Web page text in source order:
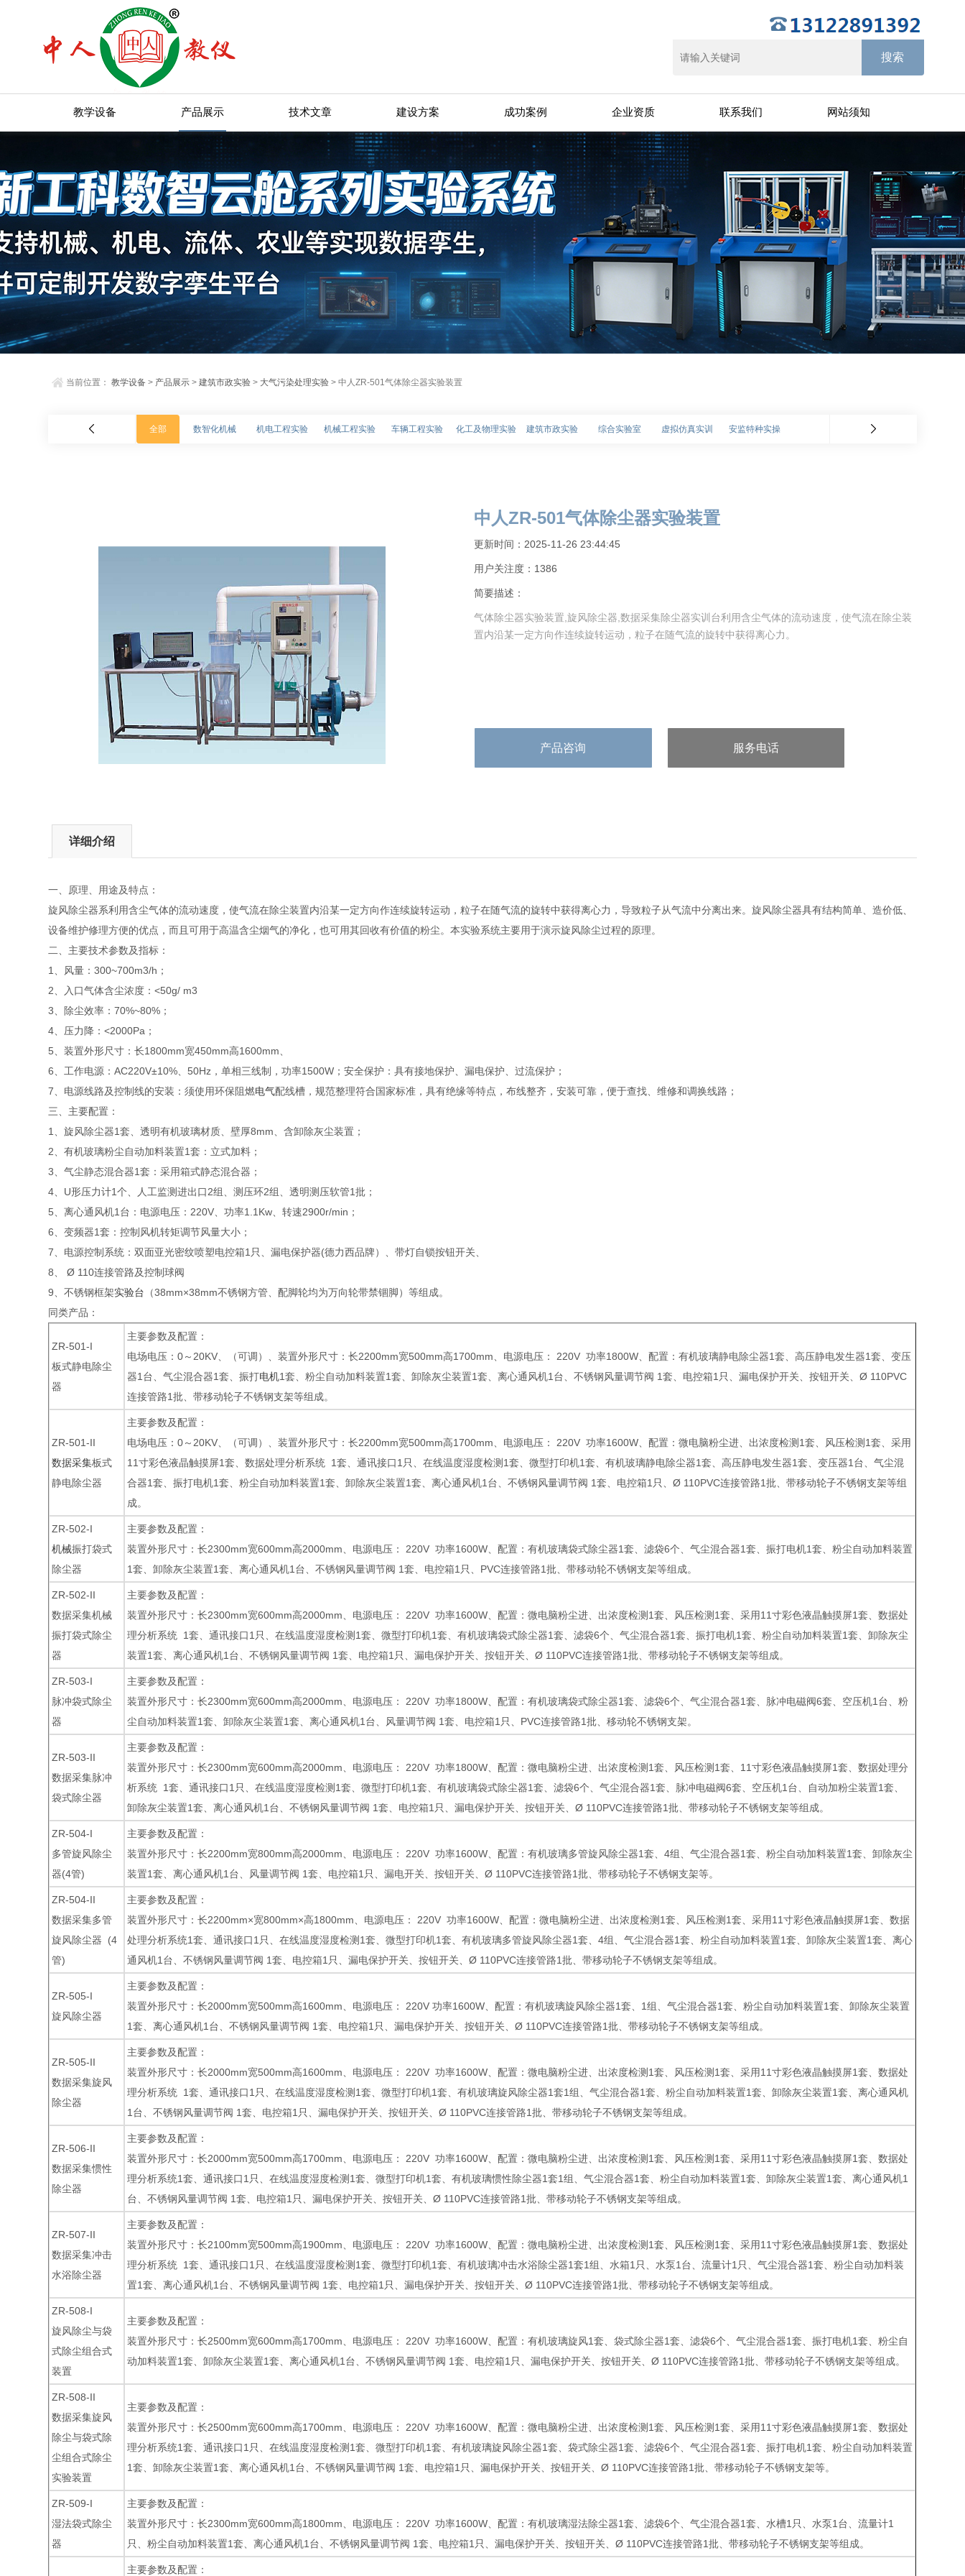
教学设备 产品展示 技术文章 建设方案 成功案例 企业资质 联系我们 网站须知
当前位置：教学设备 > 产品展示 >建筑市政实验 > 大气污染处理实验 > 中人ZR-501气体除尘器实验装置
全部 数智化机械 机电工程实验 机械工程实验 车辆工程实验 化工及物理实验 建筑市政实验 综合实验室 虚拟仿真实训 安监特种实操
中人ZR-501气体除尘器实验装置
更新时间：2025-11-26 23:44:45
用户关注度： 1386
简要描述：
气体除尘器实验装置,旋风除尘器,数据采集除尘器实训台利用含尘气体的流动速度，使气流在除尘装
置内沿某一定方向作连续旋转运动，粒子在随气流的旋转中获得离心力。
产品咨询 服务电话
详细介绍
一、原理、用途及特点：
旋风除尘器系利用含尘气体的流动速度，使气流在除尘装置内沿某一定方向作连续旋转运动，粒子在随气流的旋转中获得离心力，导致粒子从气流中分离出来。旋风除尘器具有结构简单、造价低、
设备维护修理方便的优点，而且可用于高温含尘烟气的净化，也可用其回收有价值的粉尘。本实验系统主要用于演示旋风除尘过程的原理。
二、主要技术参数及指标：
1、风量：300~700m3/h；
2、入口气体含尘浓度：<50g/ m3
3、除尘效率：70%~80%；
4、压力降：<2000Pa；
5、装置外形尺寸：长1800mm宽450mm高1600mm、
6、工作电源：AC220V±10%、50Hz，单相三线制，功率1500W；安全保护：具有接地保护、漏电保护、过流保护；
7、电源线路及控制线的安装：须使用环保阻燃电气配线槽，规范整理符合国家标准，具有绝缘等特点，布线整齐，安装可靠，便于查找、维修和调换线路；
三、主要配置：
1、旋风除尘器1套、透明有机玻璃材质、壁厚8mm、含卸除灰尘装置；
2、有机玻璃粉尘自动加料装置1套：立式加料；
3、气尘静态混合器1套：采用箱式静态混合器；
4、U形压力计1个、人工监测进出口2组、测压环2组、透明测压软管1批；
5、离心通风机1台：电源电压：220V、功率1.1Kw、转速2900r/min；
6、变频器1套：控制风机转矩调节风量大小；
7、电源控制系统：双面亚光密纹喷塑电控箱1只、漏电保护器(德力西品牌）、带灯自锁按钮开关、
8、 Ø 110连接管路及控制球阀
9、不锈钢框架实验台 （38mm×38mm不锈钢方管、配脚轮均为万向轮带禁锢脚）等组成。
同类产品：
ZR-501-I
板式静电除尘
器
主要参数及配置：
电场电压：0～20KV、（可调）、装置外形尺寸：长2200mm宽500mm高1700mm、电源电压： 220V 功率1800W、配置：有机玻璃静电除尘器1套、高压静电发生器1套、变压
器1台、气尘混合器1套、振打电机1套、粉尘自动加料装置1套、卸除灰尘装置1套、离心通风机1台、不锈钢风量调节阀 1套、电控箱1只、漏电保护开关、按钮开关、Ø 110PVC
连接管路1批、带移动轮子不锈钢支架等组成。
ZR-501-II
数据采集板式
静电除尘器
主要参数及配置：
电场电压：0～20KV、（可调）、装置外形尺寸：长2200mm宽500mm高1700mm、电源电压： 220V 功率1600W、配置：微电脑粉尘进、出浓度检测1套、风压检测1套、采用
11寸彩色液晶触摸屏1套、数据处理分析系统 1套、通讯接口1只、在线温度湿度检测1套、微型打印机1套、有机玻璃静电除尘器1套、高压静电发生器1套、变压器1台、气尘混
合器1套、振打电机1套、粉尘自动加料装置1套、卸除灰尘装置1套、离心通风机1台、不锈钢风量调节阀 1套、电控箱1只、Ø 110PVC连接管路1批、带移动轮子不锈钢支架等组
成。
ZR-502-I
机械振打袋式
除尘器
主要参数及配置：
装置外形尺寸：长2300mm宽600mm高2000mm、电源电压： 220V 功率1600W、配置：有机玻璃袋式除尘器1套、滤袋6个、气尘混合器1套、振打电机1套、粉尘自动加料装置
1套、卸除灰尘装置1套、离心通风机1台、不锈钢风量调节阀 1套、电控箱1只、PVC连接管路1批、带移动轮不锈钢支架等组成。
ZR-502-II
数据采集机械
振打袋式除尘
器
主要参数及配置：
装置外形尺寸：长2300mm宽600mm高2000mm、电源电压： 220V 功率1600W、配置：微电脑粉尘进、出浓度检测1套、风压检测1套、采用11寸彩色液晶触摸屏1套、数据处
理分析系统 1套、通讯接口1只、在线温度湿度检测1套、微型打印机1套、有机玻璃袋式除尘器1套、滤袋6个、气尘混合器1套、振打电机1套、粉尘自动加料装置1套、卸除灰尘
装置1套、离心通风机1台、不锈钢风量调节阀 1套、电控箱1只、漏电保护开关、按钮开关、Ø 110PVC连接管路1批、带移动轮子不锈钢支架等组成。
ZR-503-I
脉冲袋式除尘
器
主要参数及配置：
装置外形尺寸：长2300mm宽600mm高2000mm、电源电压： 220V 功率1800W、配置：有机玻璃袋式除尘器1套、滤袋6个、气尘混合器1套、脉冲电磁阀6套、空压机1台、粉
尘自动加料装置1套、卸除灰尘装置1套、离心通风机1台、风量调节阀 1套、电控箱1只、PVC连接管路1批、移动轮不锈钢支架。
ZR-503-II
数据采集脉冲
袋式除尘器
主要参数及配置：
装置外形尺寸：长2300mm宽600mm高2000mm、电源电压： 220V 功率1800W、配置：微电脑粉尘进、出浓度检测1套、风压检测1套、11寸彩色液晶触摸屏1套、数据处理分
析系统 1套、通讯接口1只、在线温度湿度检测1套、微型打印机1套、有机玻璃袋式除尘器1套、滤袋6个、气尘混合器1套、脉冲电磁阀6套、空压机1台、自动加粉尘装置1套、
卸除灰尘装置1套、离心通风机1台、不锈钢风量调节阀 1套、电控箱1只、漏电保护开关、按钮开关、Ø 110PVC连接管路1批、带移动轮子不锈钢支架等组成。
ZR-504-I
多管旋风除尘
器(4管)
主要参数及配置：
装置外形尺寸：长2200mm宽800mm高2000mm、电源电压： 220V 功率1600W、配置：有机玻璃多管旋风除尘器1套、4组、气尘混合器1套、粉尘自动加料装置1套、卸除灰尘
装置1套、离心通风机1台、风量调节阀 1套、电控箱1只、漏电开关、按钮开关、Ø 110PVC连接管路1批、带移动轮子不锈钢支架等。
ZR-504-II
数据采集多管
旋风除尘器 (4
管)
主要参数及配置：
装置外形尺寸：长2200mm×宽800mm×高1800mm、电源电压： 220V 功率1600W、配置：微电脑粉尘进、出浓度检测1套、风压检测1套、采用11寸彩色液晶触摸屏1套、数据
处理分析系统1套、通讯接口1只、在线温度湿度检测1套、微型打印机1套、有机玻璃多管旋风除尘器1套、4组、气尘混合器1套、粉尘自动加料装置1套、卸除灰尘装置1套、离心
通风机1台、不锈钢风量调节阀 1套、电控箱1只、漏电保护开关、按钮开关、Ø 110PVC连接管路1批、带移动轮子不锈钢支架等组成。
ZR-505-I
旋风除尘器
主要参数及配置：
装置外形尺寸：长2000mm宽500mm高1600mm、电源电压： 220V 功率1600W、配置：有机玻璃旋风除尘器1套、1组、气尘混合器1套、粉尘自动加料装置1套、卸除灰尘装置
1套、离心通风机1台、不锈钢风量调节阀 1套、电控箱1只、漏电保护开关、按钮开关、Ø 110PVC连接管路1批、带移动轮子不锈钢支架等组成。
ZR-505-II
数据采集旋风
除尘器
主要参数及配置：
装置外形尺寸：长2000mm宽500mm高1600mm、电源电压： 220V 功率1600W、配置：微电脑粉尘进、出浓度检测1套、风压检测1套、采用11寸彩色液晶触摸屏1套、数据处
理分析系统 1套、通讯接口1只、在线温度湿度检测1套、微型打印机1套、有机玻璃旋风除尘器1套1组、气尘混合器1套、粉尘自动加料装置1套、卸除灰尘装置1套、离心通风机
1台、不锈钢风量调节阀 1套、电控箱1只、漏电保护开关、按钮开关、Ø 110PVC连接管路1批、带移动轮子不锈钢支架等组成。
ZR-506-II
数据采集惯性
除尘器
主要参数及配置：
装置外形尺寸：长2000mm宽500mm高1700mm、电源电压： 220V 功率1600W、配置：微电脑粉尘进、出浓度检测1套、风压检测1套、采用11寸彩色液晶触摸屏1套、数据处
理分析系统1套、通讯接口1只、在线温度湿度检测1套、微型打印机1套、有机玻璃惯性除尘器1套1组、气尘混合器1套、粉尘自动加料装置1套、卸除灰尘装置1套、离心通风机1
台、不锈钢风量调节阀 1套、电控箱1只、漏电保护开关、按钮开关、Ø 110PVC连接管路1批、带移动轮子不锈钢支架等组成。
ZR-507-II
数据采集冲击
水浴除尘器
主要参数及配置：
装置外形尺寸：长2100mm宽500mm高1900mm、电源电压： 220V 功率1600W、配置：微电脑粉尘进、出浓度检测1套、风压检测1套、采用11寸彩色液晶触摸屏1套、数据处
理分析系统 1套、通讯接口1只、在线温度湿度检测1套、微型打印机1套、有机玻璃冲击水浴除尘器1套1组、水箱1只、水泵1台、流量计1只、气尘混合器1套、粉尘自动加料装
置1套、离心通风机1台、不锈钢风量调节阀 1套、电控箱1只、漏电保护开关、按钮开关、Ø 110PVC连接管路1批、带移动轮子不锈钢支架等组成。
ZR-508-I
旋风除尘与袋
式除尘组合式
装置
主要参数及配置：
装置外形尺寸：长2500mm宽600mm高1700mm、电源电压： 220V 功率1600W、配置：有机玻璃旋风1套、袋式除尘器1套、滤袋6个、气尘混合器1套、振打电机1套、粉尘自
动加料装置1套、卸除灰尘装置1套、离心通风机1台、不锈钢风量调节阀 1套、电控箱1只、漏电保护开关、按钮开关、Ø 110PVC连接管路1批、带移动轮子不锈钢支架等组成。
ZR-508-II
数据采集旋风
除尘与袋式除
尘组合式除尘
实验装置
主要参数及配置：
装置外形尺寸：长2500mm宽600mm高1700mm、电源电压： 220V 功率1600W、配置：微电脑粉尘进、出浓度检测1套、风压检测1套、采用11寸彩色液晶触摸屏1套、数据处
理分析系统1套、通讯接口1只、在线温度湿度检测1套、微型打印机1套、有机玻璃旋风除尘器1套、袋式除尘器1套、滤袋6个、气尘混合器1套、振打电机1套、粉尘自动加料装置
1套、卸除灰尘装置1套、离心通风机1台、不锈钢风量调节阀 1套、电控箱1只、漏电保护开关、按钮开关、Ø 110PVC连接管路1批、带移动轮子不锈钢支架等。
ZR-509-I
湿法袋式除尘
器
主要参数及配置：
装置外形尺寸：长2300mm宽600mm高1800mm、电源电压： 220V 功率1600W、配置：有机玻璃湿法除尘器1套、滤袋6个、气尘混合器1套、水槽1只、水泵1台、流量计1
只、粉尘自动加料装置1套、离心通风机1台、不锈钢风量调节阀 1套、电控箱1只、漏电保护开关、按钮开关、Ø 110PVC连接管路1批、带移动轮子不锈钢支架等组成。
主要参数及配置：